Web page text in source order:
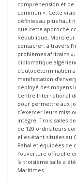
compréhension et de
commun ». Cette
définies au plus haut
que cette approche
République,
consacrer, à travers
problèmes africains
diplomatique
d’autodétermination
manifestation
déployé des moyens
Centre International
pour permettre aux
d’exercer leurs
intégré. Trois salles
de 120 ordinateurs
elles étant situées au
Rahal et équipées de
l’ouverture officielle
la troisième salle a
Maritimes.